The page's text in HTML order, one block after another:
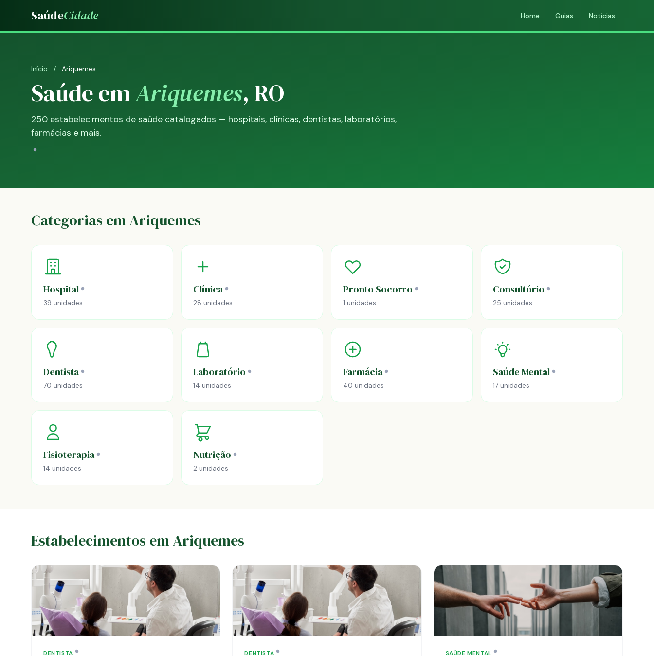
SaúdeCidade Home Guias Notícias
Início / Ariquemes
Saúde emAriquemes, RO
250 estabelecimentos de saúde catalogados — hospitais, clínicas, dentistas, laboratórios,
farmácias e mais.
Categorias em Ariquemes
Hospital
39 unidades
Clínica
28 unidades
Pronto Socorro
1 unidades
Consultório
25 unidades
Dentista
70 unidades
Laboratório
14 unidades
Farmácia
40 unidades
Saúde Mental
17 unidades
Fisioterapia
14 unidades
Nutrição
2 unidades
Estabelecimentos em Ariquemes
DENTISTA DENTISTA SAÚDE MENTAL